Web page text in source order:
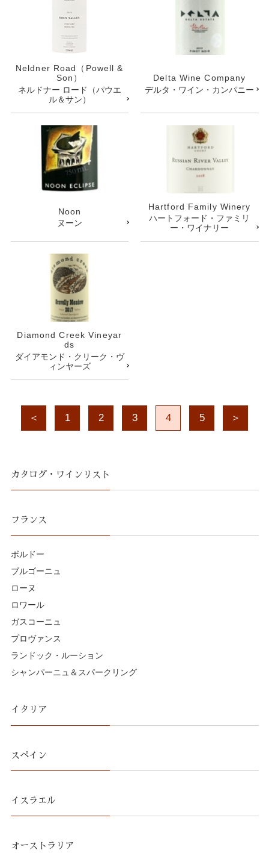
Neldner Road（Powell &
Son）
ネルドナー ロード（パウエ
ル＆サン）
Delta Wine Company
デルタ・ワイン・カンパニー
Noon
ヌーン
Hartford Family Winery
ハートフォード・ファミリ
ー・ワイナリー
Diamond Creek Vineyar
ds
ダイアモンド・クリーク・ヴ
ィンヤーズ
＜ 1 2 3 4 5 ＞
カタログ・ワインリスト
フランス
ボルドー
ブルゴーニュ
ローヌ
ロワール
ガスコーニュ
プロヴァンス
ランドック・ルーション
シャンパーニュ＆スパークリング
イタリア
スペイン
イスラエル
オーストラリア